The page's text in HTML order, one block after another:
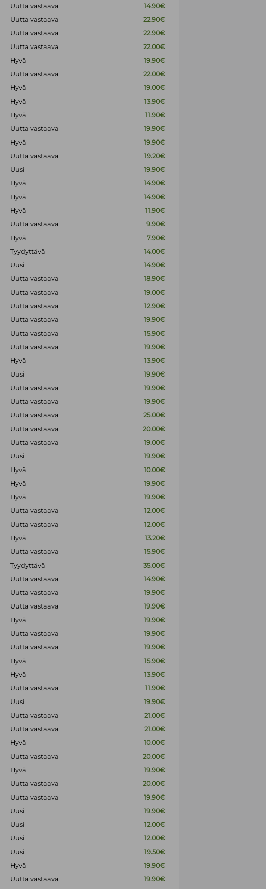
Uutta vastaava
14.90€
Uutta vastaava
22.90€
Uutta vastaava
22.90€
Uutta vastaava
22.00€
Hyvä
19.90€
Uutta vastaava
22.00€
Hyvä
19.00€
Hyvä
13.90€
Hyvä
11.90€
Uutta vastaava
19.90€
Hyvä
19.90€
Uutta vastaava
19.20€
Uusi
19.90€
Hyvä
14.90€
Hyvä
14.90€
Hyvä
11.90€
Uutta vastaava
9.90€
Hyvä
7.90€
Tyydyttävä
14.00€
Uusi
14.90€
Uutta vastaava
18.90€
Uutta vastaava
19.00€
Uutta vastaava
12.90€
Uutta vastaava
19.90€
Uutta vastaava
15.90€
Uutta vastaava
19.90€
Hyvä
13.90€
Uusi
19.90€
Uutta vastaava
19.90€
Uutta vastaava
19.90€
Uutta vastaava
25.00€
Uutta vastaava
20.00€
Uutta vastaava
19.00€
Uusi
19.90€
Hyvä
10.00€
Hyvä
19.90€
Hyvä
19.90€
Uutta vastaava
12.00€
Uutta vastaava
12.00€
Hyvä
13.20€
Uutta vastaava
15.90€
Tyydyttävä
35.00€
Uutta vastaava
14.90€
Uutta vastaava
19.90€
Uutta vastaava
19.90€
Hyvä
19.90€
Uutta vastaava
19.90€
Uutta vastaava
19.90€
Hyvä
15.90€
Hyvä
13.90€
Uutta vastaava
11.90€
Uusi
19.90€
Uutta vastaava
21.00€
Uutta vastaava
21.00€
Hyvä
10.00€
Uutta vastaava
20.00€
Hyvä
19.90€
Uutta vastaava
20.00€
Uutta vastaava
19.90€
Uusi
19.90€
Uusi
12.00€
Uusi
12.00€
Uusi
19.50€
Hyvä
19.90€
Uutta vastaava
19.90€